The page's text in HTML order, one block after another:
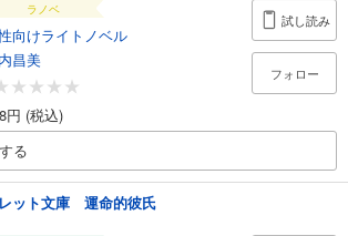
ラノベ
向けライトノベル
昌美
円 (税込)
試し読み
フォロー
る
ット文庫 運命的彼氏